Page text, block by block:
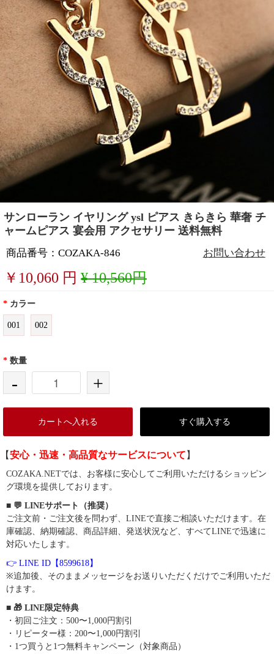
サンローラン イヤリング ysl ピアス きらきら 華奢 チ
ャームピアス 宴会用 アクセサリー 送料無料
商品番号：COZAKA-846 お問い合わせ
￥ 10,060 円 ¥ 10,560円
* カラー
001 002
* 数量
- +
カートへ入れる すぐ購入する
【安心・迅速・高品質なサービスについて 】
COZAKA.NETでは、お客様に安心してご利用いただけるショッピン
グ環境を提供しております。
■ 💬 LINEサポート（推奨）
ご注文前・ご注文後を問わず、LINEで直接ご相談いただけます。在
庫確認、納期確認、商品詳細、発送状況など、すべてLINEで迅速に
対応いたします。
👉 LINE ID【8599618】
※追加後、そのままメッセージをお送りいただくだけでご利用いただ
けます。
■ 🎁 LINE限定特典
・初回ご注文：500〜1,000円割引
・リピーター様：200〜1,000円割引
・1つ買うと1つ無料キャンペーン（対象商品）